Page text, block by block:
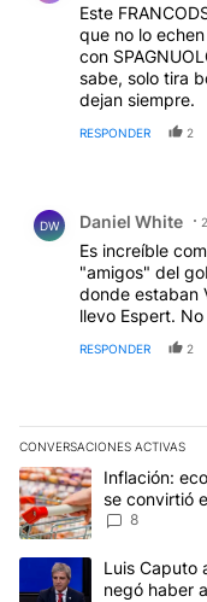
Este
que no lo
con
sabe, solo tira
dejan siempre.
RESPONDER 2
DW Daniel White
Es increíble
"amigos" del
donde estaban
llevo Espert.
RESPONDER 2
CONVERSACIONES ACTIVAS
Este listado muestra
Un artículo deInflación:
se convirtió
8
Un artículo deLuis Caputo
negó haber